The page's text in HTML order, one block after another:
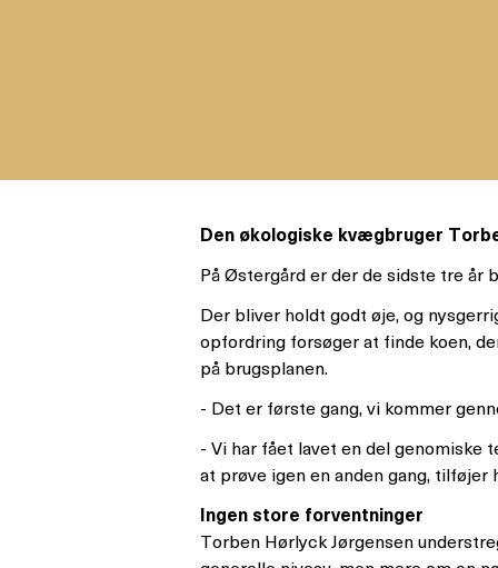
Den økologiske kvægbruger
På Østergård er der de sidste tre år
Der bliver holdt godt øje, og
opfordring forsøger at finde koen,
på brugsplanen.
- Det er første gang, vi kommer
- Vi har fået lavet en del genomiske
at prøve igen en anden gang, tilføjer
Ingen store forventninger
Torben Hørlyck Jørgensen